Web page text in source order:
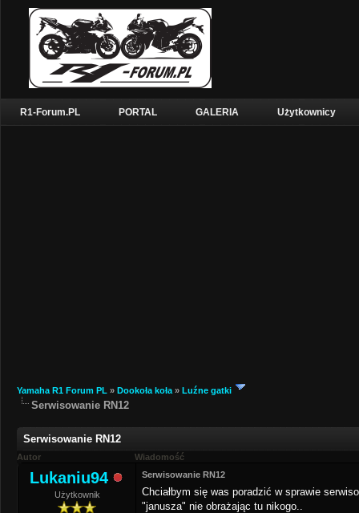
R1-Forum.PL PORTAL GALERIA Użytkownicy
Yamaha R1 Forum PL » Dookoła koła » Luźne gatki
Serwisowanie RN12
Serwisowanie RN12
Autor Wiadomość
Lukaniu94
Użytkownik
Serwisowanie RN12
Chciałbym się was poradzić w sprawie
"janusza" nie obrażając tu nikogo..